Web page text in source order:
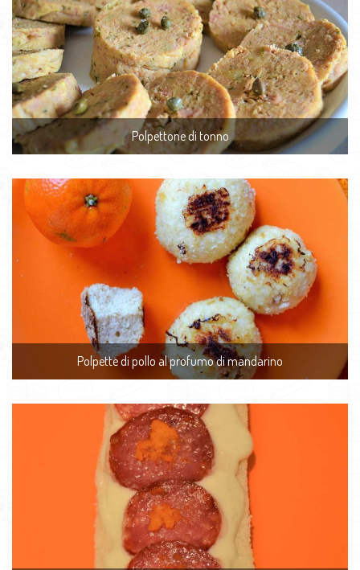
Polpettone di tonno
Polpette di pollo al profumo di mandarino